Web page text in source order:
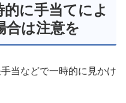
に手当てによ
合は注意を
当などで一時的に見かけ